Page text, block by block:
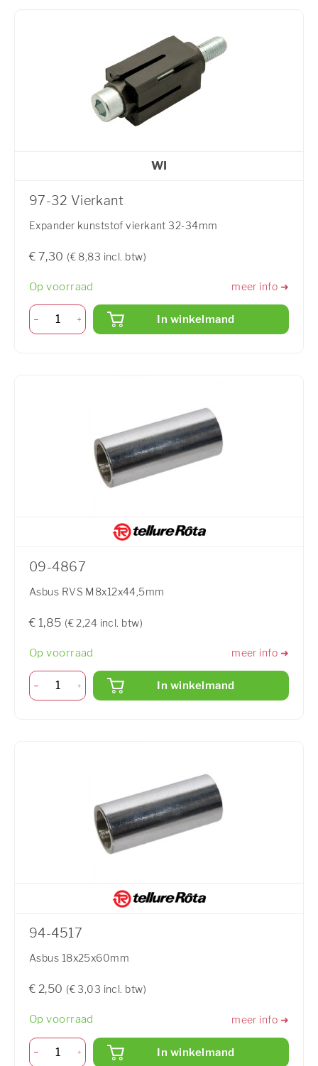
WI
97-32 Vierkant
Expander kunststof vierkant 32-34mm
€ 7,30 (€ 8,83 incl. btw)
Op voorraad meer info ➜
In winkelmand
09-4867
Asbus RVS M8x12x44,5mm
€ 1,85 (€ 2,24 incl. btw)
Op voorraad meer info ➜
In winkelmand
94-4517
Asbus 18x25x60mm
€ 2,50 (€ 3,03 incl. btw)
Op voorraad meer info ➜
In winkelmand